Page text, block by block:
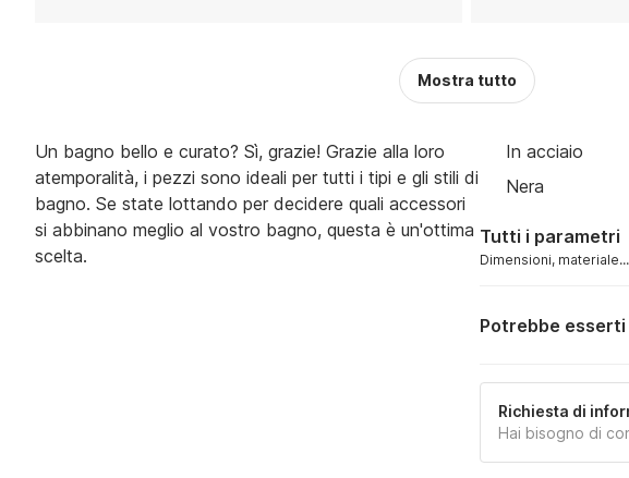
Mostra tutto
Un bagno bello e curato? Sì, grazie! Grazie alla loro
atemporalità, i pezzi sono ideali per tutti i tipi e gli stili di
bagno. Se state lottando per decidere quali accessori
si abbinano meglio al vostro bagno, questa è un'ottima
scelta.
In acciaio
Nera
Tutti i parametri
Dimensioni, materiale...
Potrebbe
Richiesta di
Hai bisogno di